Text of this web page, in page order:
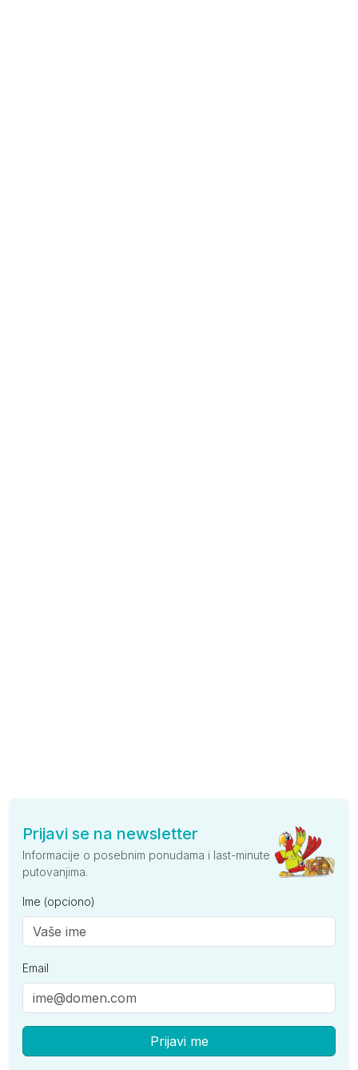
Prijavi se na newsletter
Informacije o posebnim ponudama i last-minute
putovanjima.
Ime (opciono)
Email
Prijavi me